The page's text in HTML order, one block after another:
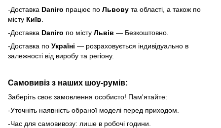
-Доставка Daniro працює по Львову та області, а також по
місту Київ
-Доставка Daniro по місту Львів — Безкоштовно.
-Доставка по Україні — розраховується індивідуально в
залежності від виробу та регіону.
Самовивіз з наших шоу-румів:
Заберіть своє замовлення особисто! Пам'ятайте:
-Уточніть наявність обраної моделі перед приходом.
-Час для самовивозу: лише в робочі години.